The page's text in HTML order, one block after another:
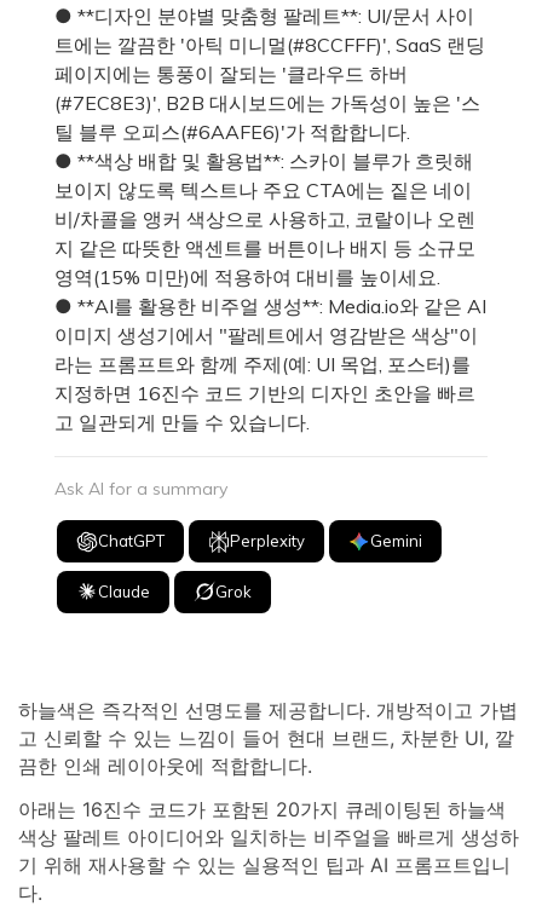
● **디자인 분야별 맞춤형 팔레트**: UI/문서 사이
트에는 깔끔한 '아틱 미니멀(#8CCFFF)', SaaS 랜딩
페이지에는 통풍이 잘되는 '클라우드 하버
(#7EC8E3)', B2B 대시보드에는 가독성이 높은 '스
틸 블루 오피스(#6AAFE6)'가 적합합니다.
● **색상 배합 및 활용법**: 스카이 블루가 흐릿해
보이지 않도록 텍스트나 주요 CTA에는 짙은 네이
비/차콜을 앵커 색상으로 사용하고, 코랄이나 오렌
지 같은 따뜻한 액센트를 버튼이나 배지 등 소규모
영역(15% 미만)에 적용하여 대비를 높이세요.
● **AI를 활용한 비주얼 생성**: Media.io와 같은 AI
이미지 생성기에서 "팔레트에서 영감받은 색상"이
라는 프롬프트와 함께 주제(예: UI 목업, 포스터)를
지정하면 16진수 코드 기반의 디자인 초안을 빠르
고 일관되게 만들 수 있습니다.
Ask AI for a summary
ChatGPT Perplexity Gemini
Claude Grok
하늘색은 즉각적인 선명도를 제공합니다. 개방적이고 가볍
고 신뢰할 수 있는 느낌이 들어 현대 브랜드, 차분한 UI, 깔
끔한 인쇄 레이아웃에 적합합니다.
아래는 16진수 코드가 포함된 20가지 큐레이팅된 하늘색
색상 팔레트 아이디어와 일치하는 비주얼을 빠르게 생성하
기 위해 재사용할 수 있는 실용적인 팁과 AI 프롬프트입니
다.